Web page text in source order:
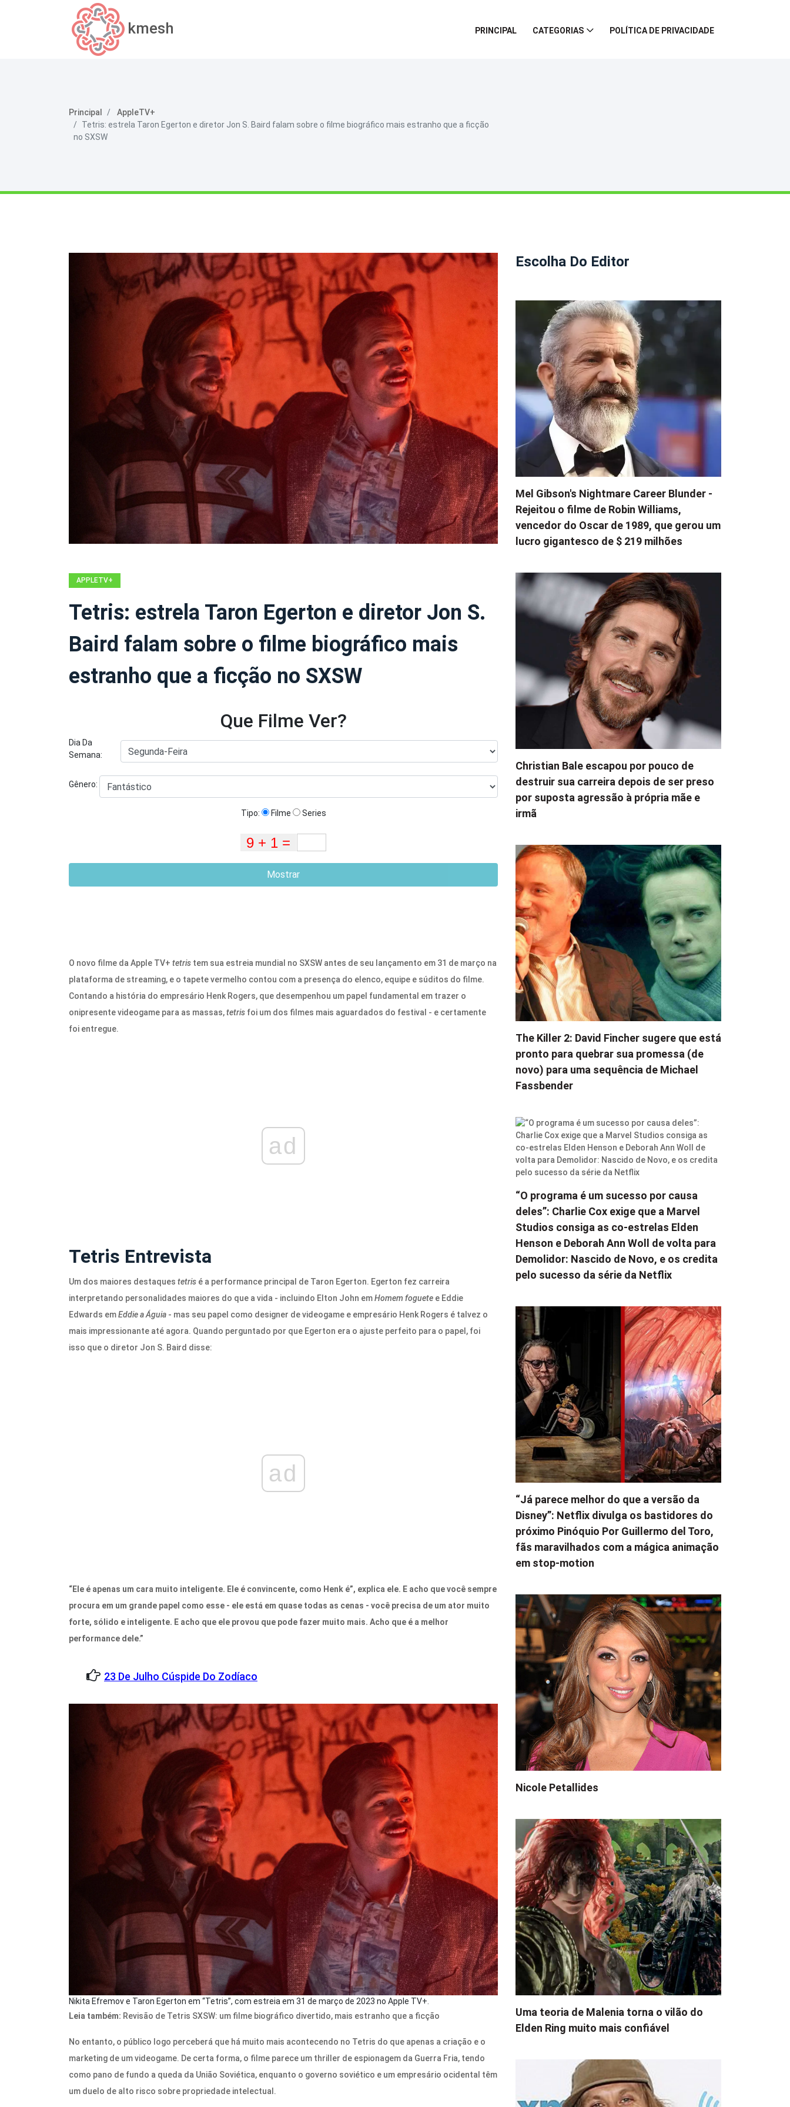
kmesh PRINCIPAL CATEGORIAS POLÍTICA DE PRIVACIDADE
Principal
AppleTV+
Tetris: estrela Taron Egerton e diretor Jon S. Baird falam sobre o filme biográfico mais estranho que a ficção
no SXSW
APPLETV+
Tetris: estrela Taron Egerton e diretor Jon S.
Baird falam sobre o filme biográfico mais
estranho que a ficção no SXSW
Que Filme Ver?
Dia Da
Semana:
Gênero:
Tipo: Filme Series
Mostrar
O novo filme da Apple TV+ tetris tem sua estreia mundial no SXSW antes de seu lançamento em 31 de março na
plataforma de streaming, e o tapete vermelho contou com a presença do elenco, equipe e súditos do filme.
Contando a história do empresário Henk Rogers, que desempenhou um papel fundamental em trazer o
onipresente videogame para as massas,tetris foi um dos filmes mais aguardados do festival - e certamente
foi entregue.
ad
Tetris Entrevista
Um dos maiores destaques tetris é a performance principal de Taron Egerton. Egerton fez carreira
interpretando personalidades maiores do que a vida - incluindo Elton John emHomem foguete e Eddie
Edwards emEddie a Águia - mas seu papel como designer de videogame e empresário Henk Rogers é talvez o
mais impressionante até agora. Quando perguntado por que Egerton era o ajuste perfeito para o papel, foi
isso que o diretor Jon S. Baird disse:
ad
“Ele é apenas um cara muito inteligente. Ele é convincente, como Henk é”, explica ele. E acho que você sempre
procura em um grande papel como esse - ele está em quase todas as cenas - você precisa de um ator muito
forte, sólido e inteligente. E acho que ele provou que pode fazer muito mais. Acho que é a melhor
performance dele.”
23 De Julho Cúspide Do Zodíaco
Nikita Efremov e Taron Egerton em “Tetris”, com estreia em 31 de março de 2023 no Apple TV+.
Leia também: Revisão de Tetris SXSW: um filme biográfico divertido, mais estranho que a ficção
No entanto, o público logo perceberá que há muito mais acontecendo no Tetris do que apenas a criação e o
marketing de um videogame. De certa forma, o filme parece um thriller de espionagem da Guerra Fria, tendo
como pano de fundo a queda da União Soviética, enquanto o governo soviético e um empresário ocidental têm
um duelo de alto risco sobre propriedade intelectual.
Escolha Do Editor
Mel Gibson's Nightmare Career Blunder -
Rejeitou o filme de Robin Williams,
vencedor do Oscar de 1989, que gerou um
lucro gigantesco de $ 219 milhões
Christian Bale escapou por pouco de
destruir sua carreira depois de ser preso
por suposta agressão à própria mãe e
irmã
The Killer 2: David Fincher sugere que está
pronto para quebrar sua promessa (de
novo) para uma sequência de Michael
Fassbender
“O programa é um sucesso por causa
deles”: Charlie Cox exige que a Marvel
Studios consiga as co-estrelas Elden
Henson e Deborah Ann Woll de volta para
Demolidor: Nascido de Novo, e os credita
pelo sucesso da série da Netflix
“Já parece melhor do que a versão da
Disney”: Netflix divulga os bastidores do
próximo Pinóquio Por Guillermo del Toro,
fãs maravilhados com a mágica animação
em stop-motion
Nicole Petallides
Uma teoria de Malenia torna o vilão do
Elden Ring muito mais confiável